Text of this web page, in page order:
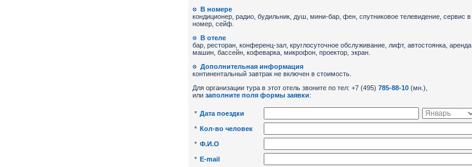
В номере
кондиционер, радио, будильник, душ, мини-бар, фен, спутниковое телевидение, сервис в
номер, сейф.
В отеле
бар, ресторан, конференц-зал, круглосуточное обслуживание, лифт, автостоянка, аренда
машин, бассейн, кофеварка, микрофон, проектор, экран.
Дополнительная информация
континентальный завтрак не включен в стоимость.
Для организации тура в этот отель звоните по тел: +7 (495) 785-88-10 (мн.),
или заполните поля формы заявки:
* Дата поездки
* Кол-во человек
* Ф.И.О
* E-mail